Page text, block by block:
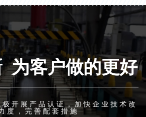
为客户做的更好
开展产品认证，加快企业技术改
度，完善配套措施